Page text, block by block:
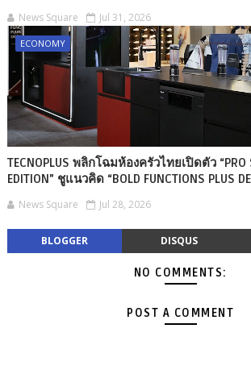
News Square Jul 31, 2026
ECONOMY
TECNOPLUS พลิกโฉมห้องครัวไทยเปิดตัว “PRO
EDITION” ชูแนวคิด “BOLD FUNCTIONS PLUS
News Square Jul 28, 2026
BLOGGER DISQUS
NO COMMENTS:
POST A COMMENT